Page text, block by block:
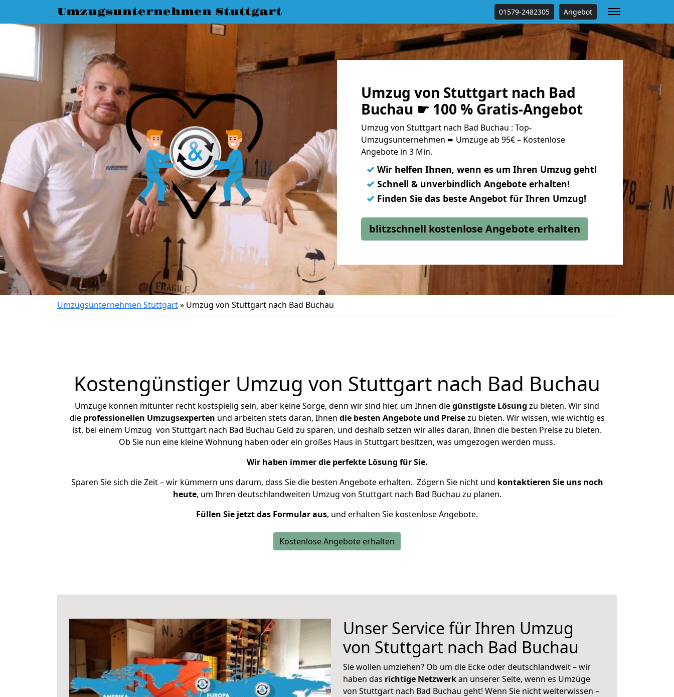
Umzugsunternehmen Stuttgart 01579-2482305 Angebot
Umzug von Stuttgart nach Bad
Buchau ☛ 100 % Gratis-Angebot
Umzug von Stuttgart nach Bad Buchau : Top-
Umzugsunternehmen ➨ Umzüge ab 95€ – Kostenlose
Angebote in 3 Min.
✓ Wir helfen Ihnen, wenn es um Ihren Umzug geht!
✓ Schnell & unverbindlich Angebote erhalten!
✓ Finden Sie das beste Angebot für Ihren Umzug!
blitzschnell kostenlose Angebote erhalten
Umzugsunternehmen Stuttgart» Umzug von Stuttgart nach Bad Buchau
Kostengünstiger Umzug von Stuttgart nach Bad Buchau
Umzüge können mitunter recht kostspielig sein, aber keine Sorge, denn wir sind hier, um Ihnen diegünstigste Lösung zu bieten. Wir sind
die professionellen Umzugsexperten und arbeiten stets daran, Ihnen die besten Angebote und Preisezu bieten. Wir wissen, wie wichtig es
ist, bei einem Umzug von Stuttgart nach Bad Buchau Geld zu sparen, und deshalb setzen wir alles daran, Ihnen die besten Preise zu bieten.
Ob Sie nun eine kleine Wohnung haben oder ein großes Haus in Stuttgart besitzen, was umgezogen werden muss.
Wir haben immer die perfekte Lösung für Sie.
Sparen Sie sich die Zeit – wir kümmern uns darum, dass Sie die besten Angebote erhalten. Zögern Sie nicht und kontaktieren Sie uns noch
heute, um Ihren deutschlandweiten Umzug von Stuttgart nach Bad Buchau zu planen.
Füllen Sie jetzt das Formular aus, und erhalten Sie kostenlose Angebote.
Kostenlose Angebote erhalten
Unser Service für Ihren Umzug
von Stuttgart nach Bad Buchau
Sie wollen umziehen? Ob um die Ecke oder deutschlandweit – wir
haben das richtige Netzwerkan unserer Seite, wenn es Umzüge
von Stuttgart nach Bad Buchau geht! Wenn Sie nicht weiterwissen –